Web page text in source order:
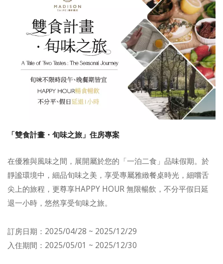
「雙食計畫・旬味之旅」住房專案
在優雅與風味之間，展開屬於您的「一泊二食」品味假期。於
靜謐環境中，細品旬味之美，享受專屬雅緻餐桌時光，細嚐舌
尖上的旅程，更尊享HAPPY HOUR 無限暢飲，不分平假日延
退一小時，悠然享受旬味之旅。
訂房日期：2025/04/28 ~ 2025/12/29
入住期間：2025/05/01 ~ 2025/12/30